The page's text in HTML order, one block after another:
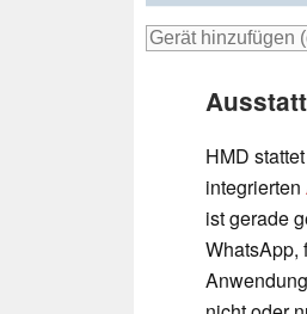
HMD
integrierten
ist gerade
WhatsApp,